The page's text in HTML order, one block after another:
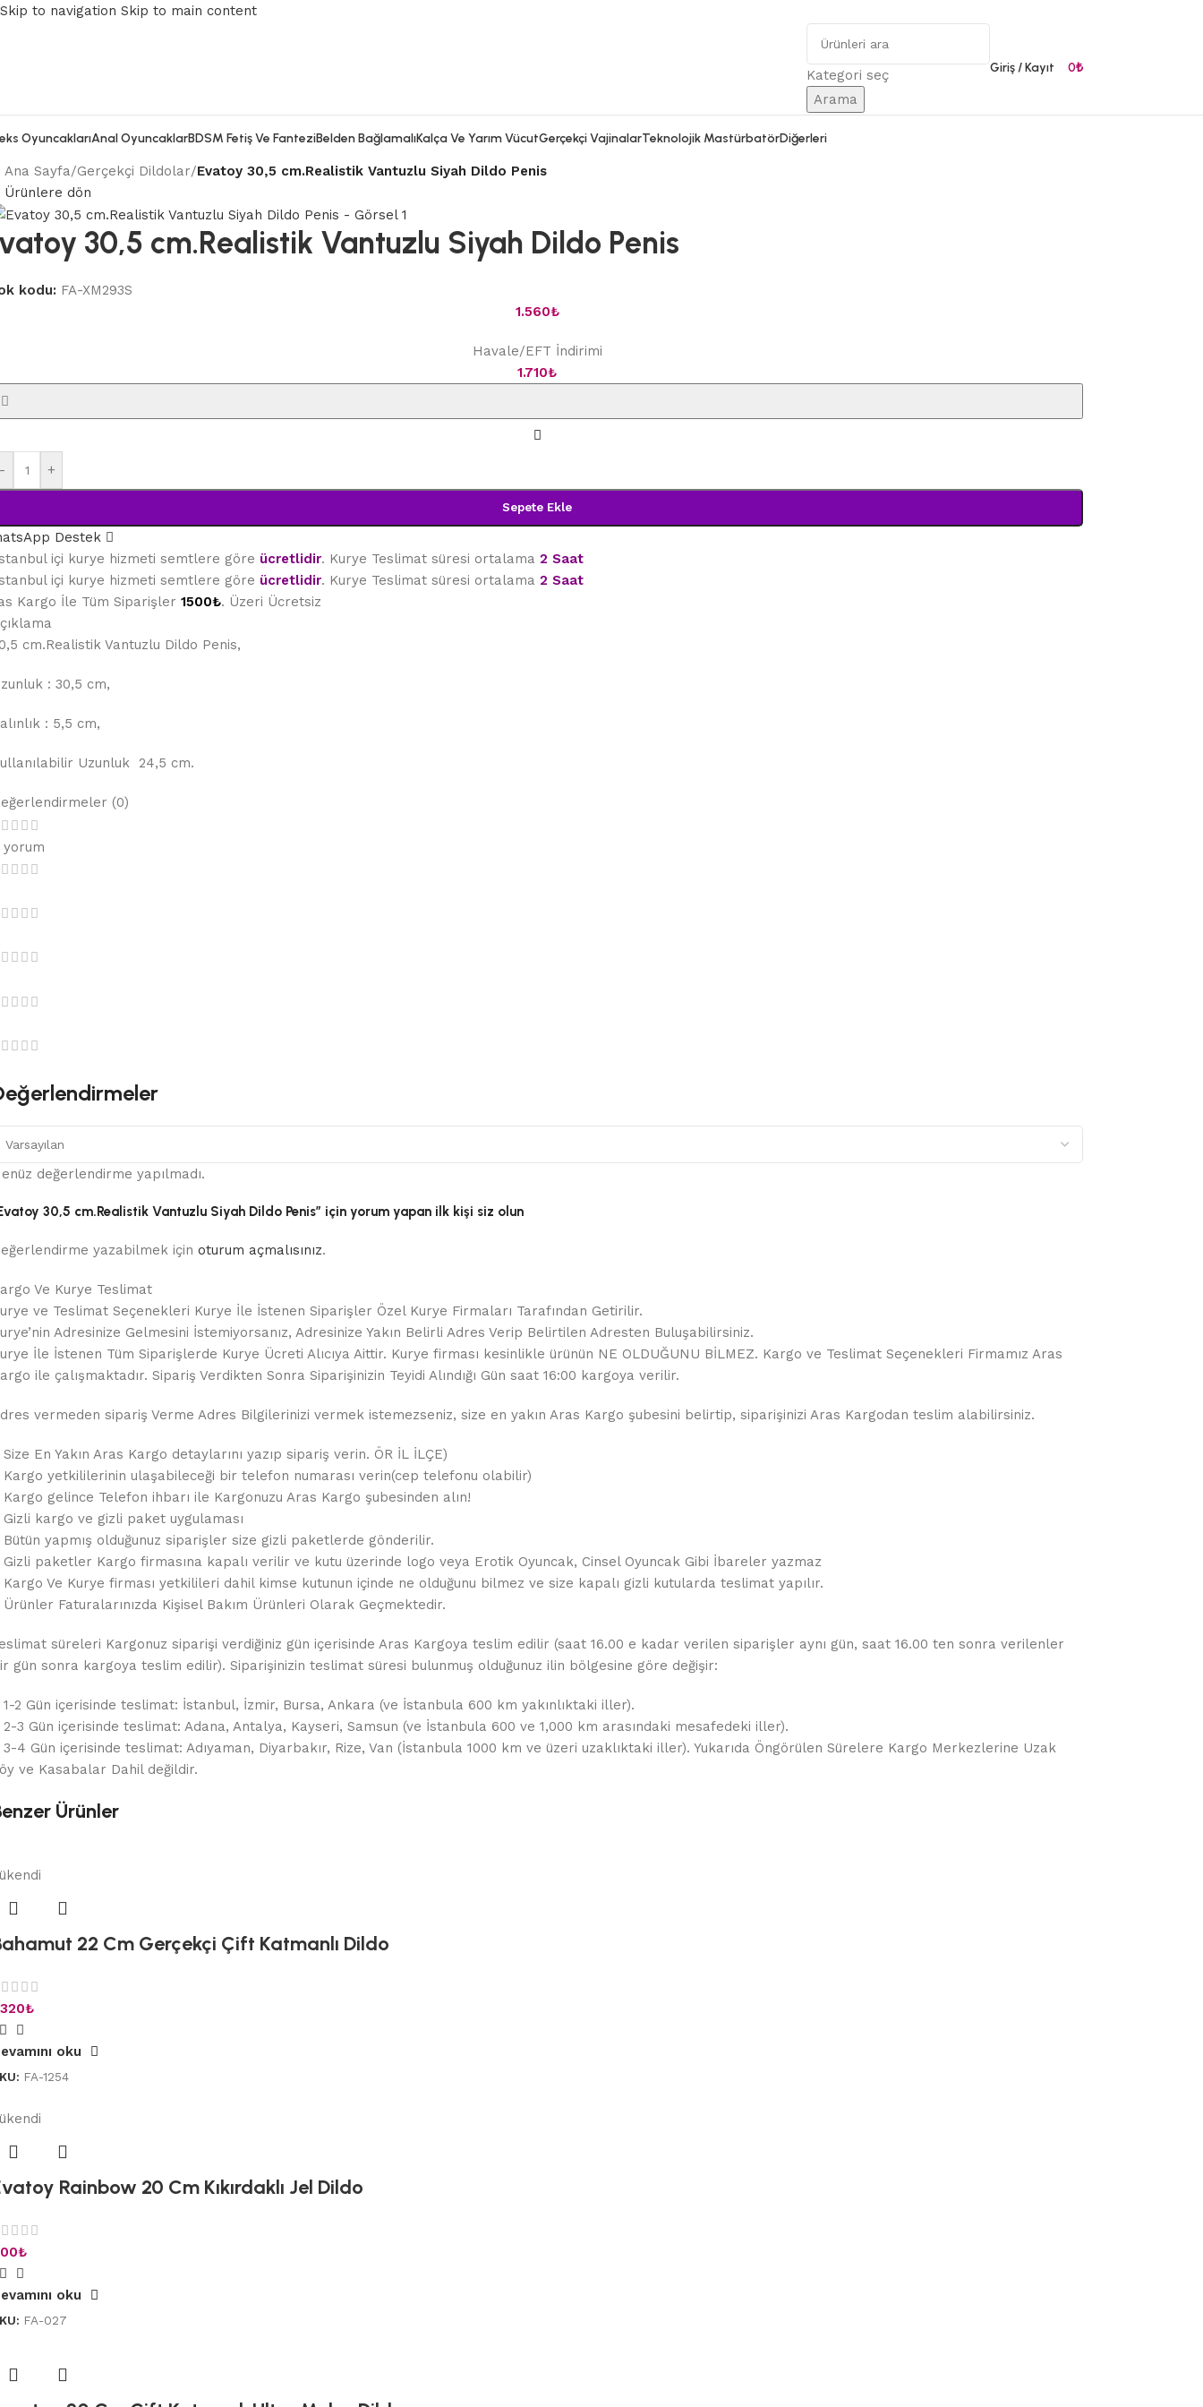
Skip to navigation Skip to main content
Kategori seç
Arama
Giriş / Kayıt 0₺
OyuncaklarıAnal OyuncaklarBDSM Fetiş Ve FanteziBelden BağlamalıKalça Ve Yarım VücutGerçekçi VajinalarTeknolojik MastürbatörDiğerleri
Ana Sayfa/Gerçekçi Dildolar/Evatoy 30,5 cm.Realistik Vantuzlu Siyah Dildo Penis
Ürünlere dön
30,5 cm.Realistik Vantuzlu Siyah Dildo Penis
kodu: FA-XM293S
1.560₺
Havale/EFT İndirimi
1.710₺
- +
Sepete Ekle
Destek
içi kurye hizmeti semtlere göre ücretlidir. Kurye Teslimat süresi ortalama 2 Saat
içi kurye hizmeti semtlere göre ücretlidir. Kurye Teslimat süresi ortalama 2 Saat
Kargo İle Tüm Siparişler 1500₺. Üzeri Ücretsiz
cm.Realistik Vantuzlu Dildo Penis,
: 30,5 cm,
: 5,5 cm,
Uzunluk 24,5 cm.
(0)
yorum
değerlendirme yapılmadı.
30,5 cm.Realistik Vantuzlu Siyah Dildo Penis” için yorum yapan ilk kişi siz olun
yazabilmek için oturum açmalısınız.
Ve Kurye Teslimat
ve Teslimat Seçenekleri Kurye İle İstenen Siparişler Özel Kurye Firmaları Tarafından Getirilir.
Adresinize Gelmesini İstemiyorsanız, Adresinize Yakın Belirli Adres Verip Belirtilen Adresten Buluşabilirsiniz.
İle İstenen Tüm Siparişlerde Kurye Ücreti Alıcıya Aittir. Kurye firması kesinlikle ürünün NE OLDUĞUNU BİLMEZ. Kargo ve Teslimat Seçenekleri Firmamız Aras
ile çalışmaktadır. Sipariş Verdikten Sonra Siparişinizin Teyidi Alındığı Gün saat 16:00 kargoya verilir.
vermeden sipariş Verme Adres Bilgilerinizi vermek istemezseniz, size en yakın Aras Kargo şubesini belirtip, siparişinizi Aras Kargodan teslim alabilirsiniz.
Size En Yakın Aras Kargo detaylarını yazıp sipariş verin. ÖR İL İLÇE)
Kargo yetkililerinin ulaşabileceği bir telefon numarası verin(cep telefonu olabilir)
Kargo gelince Telefon ihbarı ile Kargonuzu Aras Kargo şubesinden alın!
Gizli kargo ve gizli paket uygulaması
Bütün yapmış olduğunuz siparişler size gizli paketlerde gönderilir.
Gizli paketler Kargo firmasına kapalı verilir ve kutu üzerinde logo veya Erotik Oyuncak, Cinsel Oyuncak Gibi İbareler yazmaz
Kargo Ve Kurye firması yetkilileri dahil kimse kutunun içinde ne olduğunu bilmez ve size kapalı gizli kutularda teslimat yapılır.
Ürünler Faturalarınızda Kişisel Bakım Ürünleri Olarak Geçmektedir.
süreleri Kargonuz siparişi verdiğiniz gün içerisinde Aras Kargoya teslim edilir (saat 16.00 e kadar verilen siparişler aynı gün, saat 16.00 ten sonra verilenler
gün sonra kargoya teslim edilir). Siparişinizin teslimat süresi bulunmuş olduğunuz ilin bölgesine göre değişir:
1-2 Gün içerisinde teslimat: İstanbul, İzmir, Bursa, Ankara (ve İstanbula 600 km yakınlıktaki iller).
2-3 Gün içerisinde teslimat: Adana, Antalya, Kayseri, Samsun (ve İstanbula 600 ve 1,000 km arasındaki mesafedeki iller).
3-4 Gün içerisinde teslimat: Adıyaman, Diyarbakır, Rize, Van (İstanbula 1000 km ve üzeri uzaklıktaki iller). Yukarıda Öngörülen Sürelere Kargo Merkezlerine Uzak
ve Kasabalar Dahil değildir.
Ürünler
22 Cm Gerçekçi Çift Katmanlı Dildo
₺
oku
FA-1254
Rainbow 20 Cm Kıkırdaklı Jel Dildo
₺
oku
FA-027